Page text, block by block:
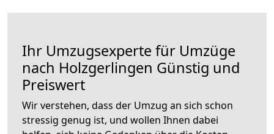
Ihr Umzugsexperte für Umzüge
nach Holzgerlingen Günstig und
Preiswert
Wir verstehen, dass der Umzug an sich schon
stressig genug ist, und wollen Ihnen dabei